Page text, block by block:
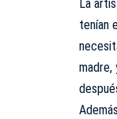
La
tenían
madre,